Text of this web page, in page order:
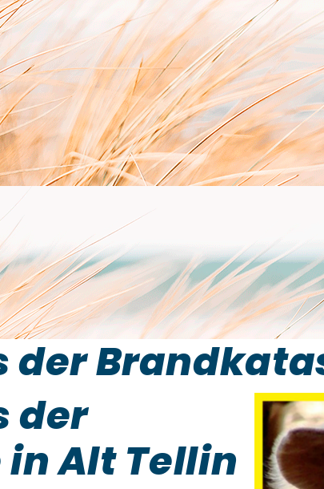
der
der
Alt Tellin